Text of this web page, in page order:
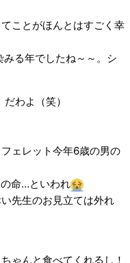
ことがほんとはすごく幸
る年でしたね～～。シ
わよ（笑）
ェレット今年6歳の男の
命…といわれ
先生のお見立ては外れ
ゃんと食べてくれるし！